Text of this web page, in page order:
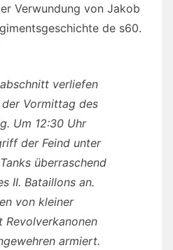
Verwundung von Jakob
de s60.
verliefen
Vormittag des
Um 12:30 Uhr
der Feind unter
überraschend
II. Bataillons an.
von kleiner
Revolverkanonen
armiert.